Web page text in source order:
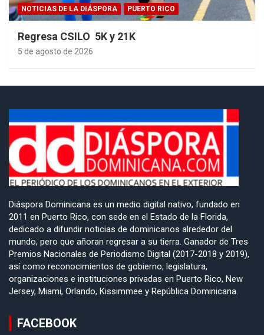
NOTICIAS DE LA DIÁSPORA PUERTO RICO
Regresa CSILO 5K y 21K
5 de agosto de 2026
Diáspora Dominicana es un medio digital nativo, fundado en
2011 en Puerto Rico, con sede en el Estado de la Florida,
dedicado a difundir noticias de dominicanos alrededor del
mundo, pero que añoran regresar a su tierra. Ganador de Tres
Premios Nacionales de Periodismo Digital (2017-2018 y 2019),
así como reconocimientos de gobierno, legislatura,
organizaciones e instituciones privadas en Puerto Rico, New
Jersey, Miami, Orlando, Kissimmee y República Dominicana.
FACEBOOK